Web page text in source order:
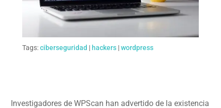
Tags:ciberseguridad | hackers|wordpress
Investigadores de WPScan han advertido de la existencia